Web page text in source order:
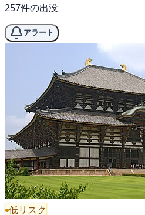
257件の出没
アラート
低リスク